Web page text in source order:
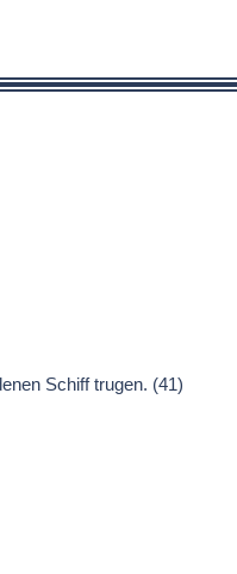
Schiff trugen. (41)